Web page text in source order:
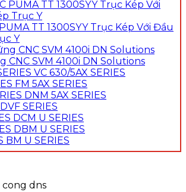
TT 1300SYY Trục Kép Với Đầu
Y
CNC SVM 4100i DN Solutions
VC 630/5AX SERIES
FM 5AX SERIES
DNM 5AX SERIES
DVF SERIES
DCM U SERIES
DBM U SERIES
BM U SERIES